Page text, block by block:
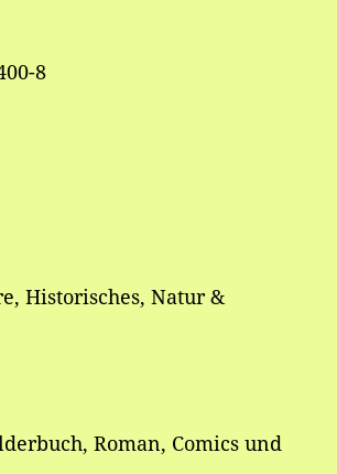
8
Historisches, Natur &
Roman, Comics und